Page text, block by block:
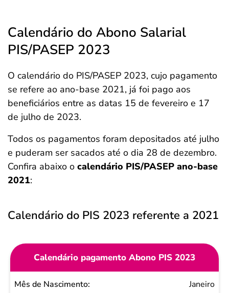
Calendário do Abono Salarial
PIS/PASEP 2023
O calendário do PIS/PASEP 2023, cujo pagamento
se refere ao ano-base 2021, já foi pago aos
beneficiários entre as datas 15 de fevereiro e 17
de julho de 2023.
Todos os pagamentos foram depositados até julho
e puderam ser sacados até o dia 28 de dezembro.
Confira abaixo o calendário PIS/PASEP ano-base
2021:
Calendário do PIS 2023 referente a 2021
Calendário pagamento Abono PIS 2023
Mês de
Janeiro